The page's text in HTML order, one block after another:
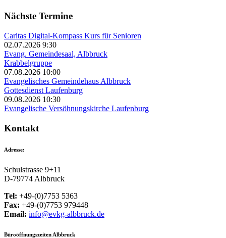
Nächste Termine
Caritas Digital-Kompass Kurs für Senioren
02.07.2026 9:30
Evang. Gemeindesaal, Albbruck
Krabbelgruppe
07.08.2026 10:00
Evangelisches Gemeindehaus Albbruck
Gottesdienst Laufenburg
09.08.2026 10:30
Evangelische Versöhnungskirche Laufenburg
Kontakt
Adresse:
Schulstrasse 9+11
D-79774 Albbruck
Tel: +49-(0)7753 5363
Fax: +49-(0)7753 979448
Email: info@evkg-albbruck.de
Büroöffnungszeiten Albbruck